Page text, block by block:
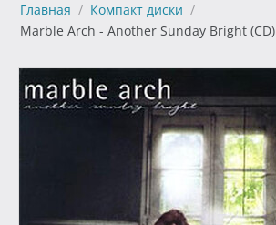
Главная / Компакт диски /
Marble Arch - Another Sunday Bright (CD)